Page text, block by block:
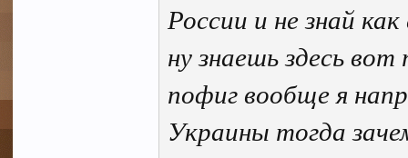
России и не знай
ну знаешь здесь
пофиг вообще я
Украины тогда